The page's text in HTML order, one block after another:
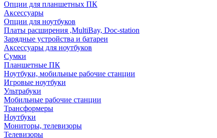
Опции для планшетных ПК
Аксессуары
Опции для ноутбуков
Платы расширения ,MultiBay, Doc-station
Зарядные устройства и батареи
Аксессуары для ноутбуков
Сумки
Планшетные ПК
Ноутбуки, мобильные рабочие станции
Игровые ноутбуки
Ультрабуки
Мобильные рабочие станции
Трансформеры
Ноутбуки
Мониторы, телевизоры
Телевизоры